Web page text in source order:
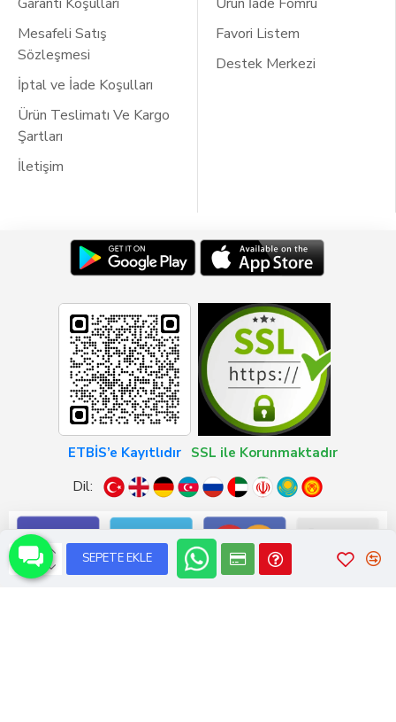
SEPETE EKLE
Mesafeli Satış
Sözleşmesi
İptal ve İade Koşulları
Ürün Teslimatı Ve Kargo
Şartları
İletişim
Favori Listem
Destek Merkezi
ETBİS’e Kayıtlıdır SSL ile Korunmaktadır
Dil: